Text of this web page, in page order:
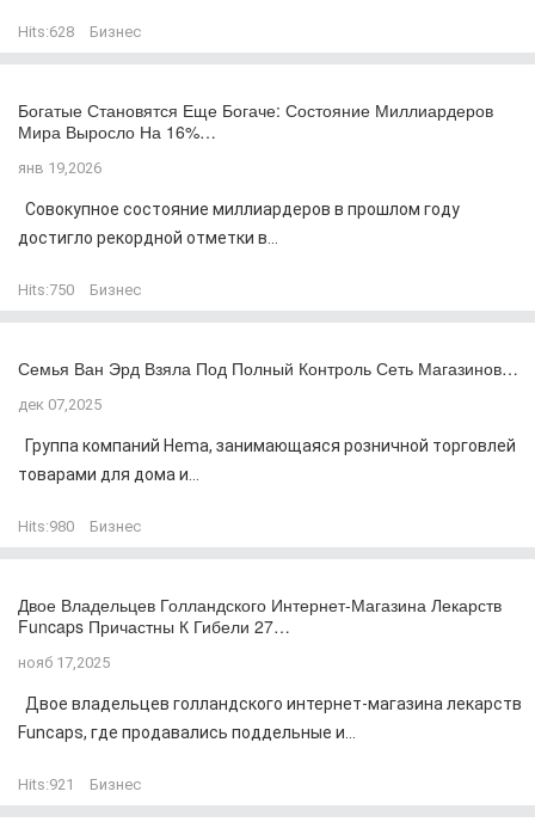
Hits:628 Бизнес
Богатые Становятся Еще Богаче: Состояние Миллиардеров
Мира Выросло На 16%…
янв 19,2026
Совокупное состояние миллиардеров в прошлом году
достигло рекордной отметки в...
Hits:750 Бизнес
Семья Ван Эрд Взяла Под Полный Контроль Сеть Магазинов…
дек 07,2025
Группа компаний Hema, занимающаяся розничной торговлей
товарами для дома и...
Hits:980 Бизнес
Двое Владельцев Голландского Интернет-Магазина Лекарств
Funcaps Причастны К Гибели 27…
нояб 17,2025
Двое владельцев голландского интернет-магазина лекарств
Funcaps, где продавались поддельные и...
Hits:921 Бизнес